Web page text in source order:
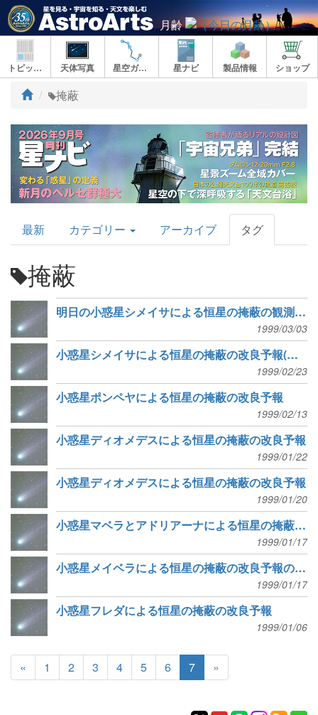
月齢
トピックス 天体写真 星空ガイド 星ナビ 製品情報 ショップ
ト
プ
掩蔽
AstroArts
Topics
最新 カテゴリー アーカイブ タグ
掩蔽
明日の小惑星シメイサによる恒星の掩蔽の観測キャンペーン
1999/03/03
小惑星シメイサによる恒星の掩蔽の改良予報(訂正版)
1999/02/23
小惑星ポンペヤによる恒星の掩蔽の改良予報
1999/02/13
小惑星ディオメデスによる恒星の掩蔽の改良予報
1999/01/22
小惑星ディオメデスによる恒星の掩蔽の改良予報
1999/01/20
小惑星マベラとアドリアーナによる恒星の掩蔽の改良予報
1999/01/17
小惑星メイベラによる恒星の掩蔽の改良予報の訂正
1999/01/17
小惑星フレダによる恒星の掩蔽の改良予報
1999/01/06
« 1 2 3 4 5 6 7 »